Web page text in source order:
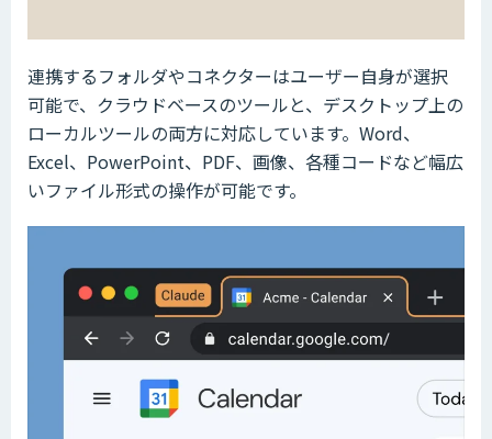
連携するフォルダやコネクターはユーザー自身が選択
可能で、クラウドベースのツールと、デスクトップ上の
ローカルツールの両方に対応しています。Word、
Excel、PowerPoint、PDF、画像、各種コードなど幅広
いファイル形式の操作が可能です。